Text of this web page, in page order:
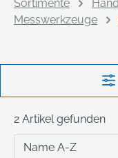
Sortimente
Messwerkzeuge
2 Artikel gefunden